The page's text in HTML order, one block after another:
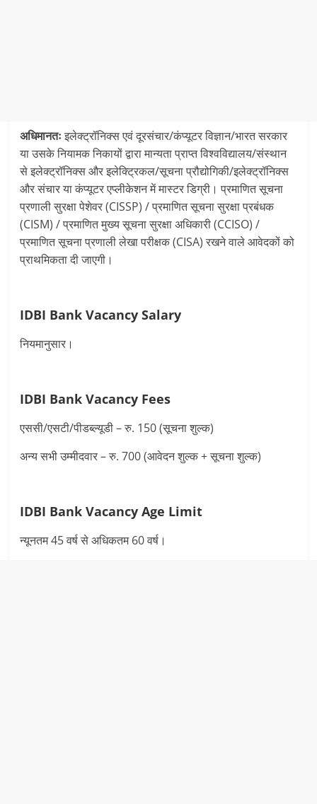
अधिमानतःइलेक्ट्रॉनिक्स एवं दूरसंचार/कंप्यूटर विज्ञान/भारत सरकार
या उसके नियामक निकायों द्वारा मान्यता प्राप्त विश्वविद्यालय/संस्थान
से इलेक्ट्रॉनिक्स और इलेक्ट्रिकल/सूचना प्रौद्योगिकी/इलेक्ट्रॉनिक्स
और संचार या कंप्यूटर एप्लीकेशन में मास्टर डिग्री। प्रमाणित सूचना
प्रणाली सुरक्षा पेशेवर (CISSP) / प्रमाणित सूचना सुरक्षा प्रबंधक
(CISM) / प्रमाणित मुख्य सूचना सुरक्षा अधिकारी (CCISO) /
प्रमाणित सूचना प्रणाली लेखा परीक्षक (CISA) रखने वाले आवेदकों को
प्राथमिकता दी जाएगी।
IDBI Bank VacancySalary
नियमानुसार।
IDBI Bank Vacancy Fees
एससी/एसटी/पीडब्ल्यूडी – रु. 150 (सूचना शुल्क)
अन्य सभी उम्मीदवार – रु. 700 (आवेदन शुल्क + सूचना शुल्क)
IDBI Bank VacancyAge Limit
न्यूनतम 45 वर्ष से अधिकतम 60 वर्ष।